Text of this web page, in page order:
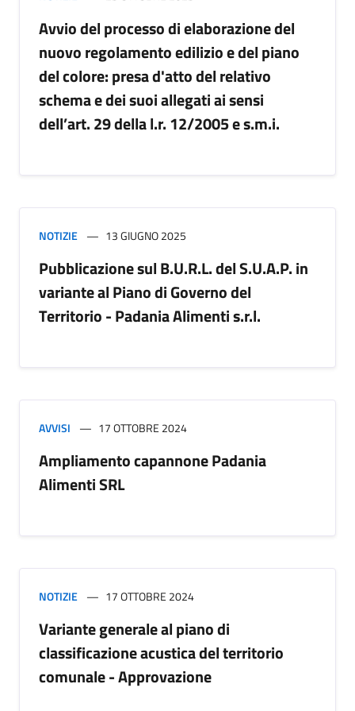
Avvio del processo di elaborazione del
nuovo regolamento edilizio e del piano
del colore: presa d'atto del relativo
schema e dei suoi allegati ai sensi
dell’art. 29 della l.r. 12/2005 e s.m.i.
NOTIZIE 13 GIUGNO 2025
Pubblicazione sul B.U.R.L. del S.U.A.P. in
variante al Piano di Governo del
Territorio - Padania Alimenti s.r.l.
AVVISI 17 OTTOBRE 2024
Ampliamento capannone Padania
Alimenti SRL
NOTIZIE 17 OTTOBRE 2024
Variante generale al piano di
classificazione acustica del territorio
comunale - Approvazione